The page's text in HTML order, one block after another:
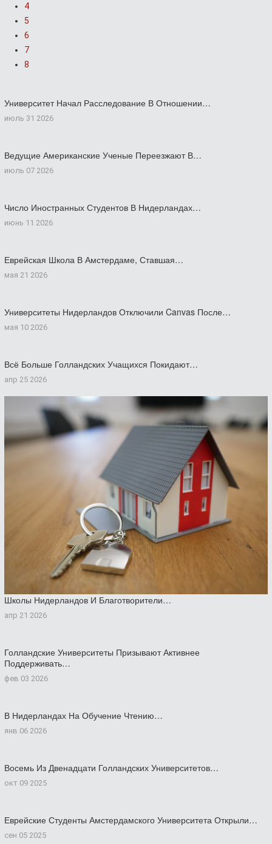
4
5
6
7
8
Университет Начал Расследование В Отношении…
июль 31 2026
Ведущие Американские Ученые Переезжают В…
июль 07 2026
Число Иностранных Студентов В Нидерландах…
июнь 11 2026
Еврейская Школа В Амстердаме, Ставшая…
мая 21 2026
Университеты Нидерландов Отключили Canvas После…
мая 10 2026
Всё Больше Голландских Учащихся Покидают…
апр 25 2026
Школы Нидерландов И Благотворители…
апр 21 2026
Голландские Университеты Призывают Активнее
Поддерживать…
фев 03 2026
В Нидерландах На Обучение Чтению…
янв 06 2026
Восемь Из Двенадцати Голландских Университетов…
окт 09 2025
Еврейские Студенты Амстердамского Университета Открыли…
сен 05 2025